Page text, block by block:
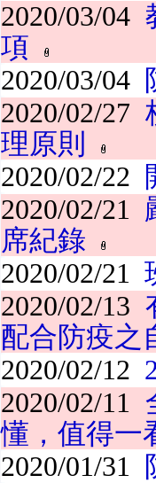
2020/03/04
項
2020/03/04
2020/02/27
理原則
2020/02/22
2020/02/21
席紀錄
2020/02/21
2020/02/13
配合防疫之
2020/02/12
2020/02/11
懂，值得一
2020/01/31